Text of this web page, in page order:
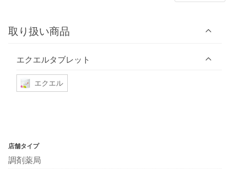
取り扱い商品
エクエルタブレット
エクエル
店舗タイプ
調剤薬局